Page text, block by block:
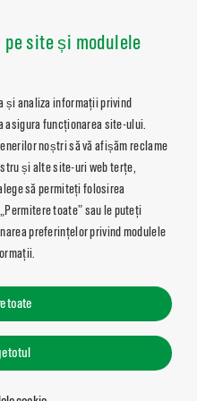
site și modulele
și analiza informații privind
funcționarea site-ului.
noștri să vă afișăm reclame
și alte site-uri web terțe,
să permiteți folosirea
toate” sau le puteți
preferințelor privind modulele
toate
totul